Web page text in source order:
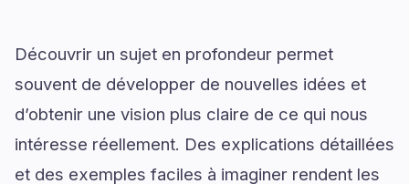
Découvrir un sujet en profondeur permet
souvent de développer de nouvelles idées et
d’obtenir une vision plus claire de ce qui nous
intéresse réellement. Des explications détaillées
et des exemples faciles à imaginer rendent les